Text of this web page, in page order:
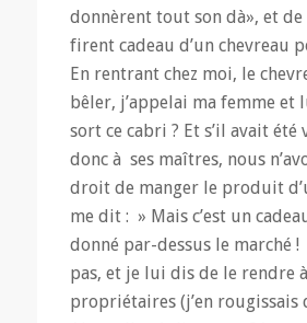
donnèrent tout son dà», et
firent cadeau d’un chevreau
En rentrant chez moi, le
bêler, j’appelai ma femme et
sort ce cabri ? Et s’il avait été
donc à ses maîtres, nous
droit de manger le produit
me dit : » Mais c’est un
donné par-dessus le marché !
pas, et je lui dis de le rendre
propriétaires (j’en rougissais